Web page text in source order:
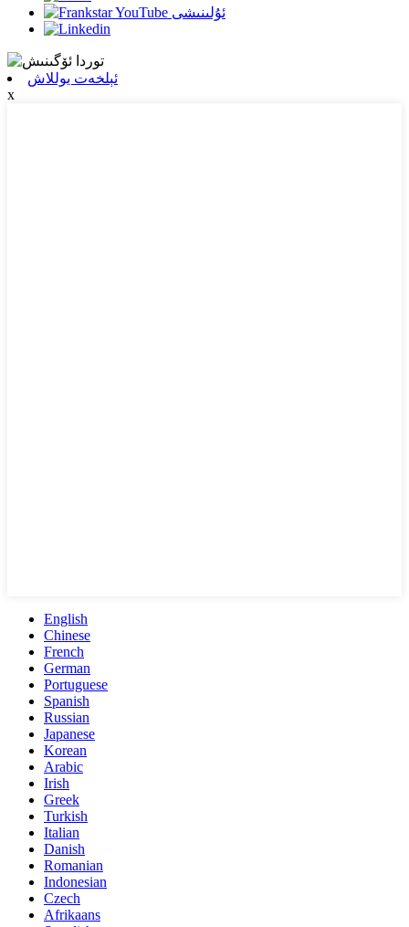
ئېلخەت يوللاش
x
English
Chinese
French
German
Portuguese
Spanish
Russian
Japanese
Korean
Arabic
Irish
Greek
Turkish
Italian
Danish
Romanian
Indonesian
Czech
Afrikaans